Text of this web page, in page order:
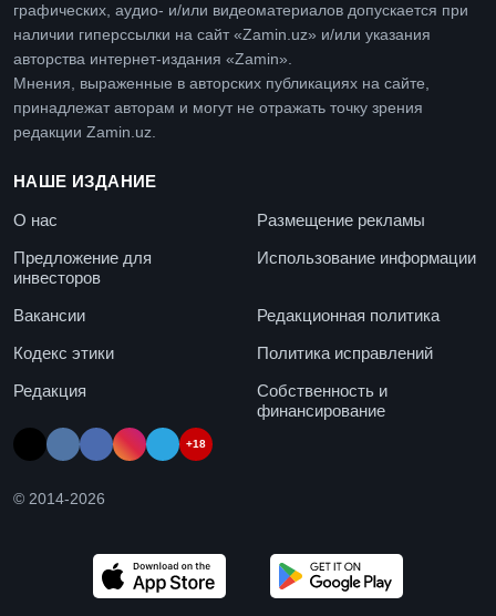
графических, аудио- и/или видеоматериалов допускается при
наличии гиперссылки на сайт «Zamin.uz» и/или указания
авторства интернет-издания «Zamin».
Мнения, выраженные в авторских публикациях на сайте,
принадлежат авторам и могут не отражать точку зрения
редакции Zamin.uz.
НАШЕ ИЗДАНИЕ
О нас
Размещение рекламы
Предложение для
инвесторов
Использование информации
Вакансии
Редакционная политика
Кодекс этики
Политика исправлений
Редакция
Собственность и
финансирование
+18
© 2014-2026